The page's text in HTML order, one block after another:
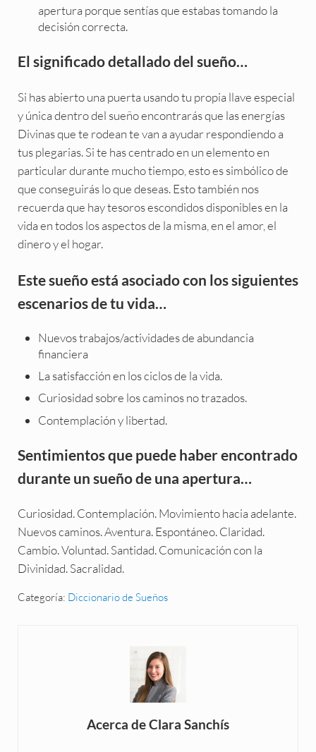
apertura porque sentías que estabas tomando la
decisión correcta.
El significado detallado del sueño…
Si has abierto una puerta usando tu propia llave especial
y única dentro del sueño encontrarás que las energías
Divinas que te rodean te van a ayudar respondiendo a
tus plegarias. Si te has centrado en un elemento en
particular durante mucho tiempo, esto es simbólico de
que conseguirás lo que deseas. Esto también nos
recuerda que hay tesoros escondidos disponibles en la
vida en todos los aspectos de la misma, en el amor, el
dinero y el hogar.
Este sueño está asociado con los siguientes
escenarios de tu vida…
Nuevos trabajos/actividades de abundancia
financiera
La satisfacción en los ciclos de la vida.
Curiosidad sobre los caminos no trazados.
Contemplación y libertad.
Sentimientos que puede haber encontrado
durante un sueño de una apertura…
Curiosidad. Contemplación. Movimiento hacia adelante.
Nuevos caminos. Aventura. Espontáneo. Claridad.
Cambio. Voluntad. Santidad. Comunicación con la
Divinidad. Sacralidad.
Categoría: Diccionario de Sueños
Acerca deClara Sanchís